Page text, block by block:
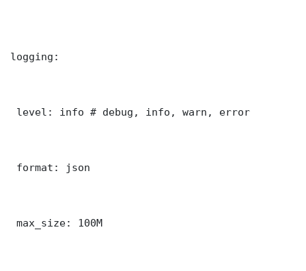
logging:
level: info # debug, info, warn, error
format: json
max_size: 100M